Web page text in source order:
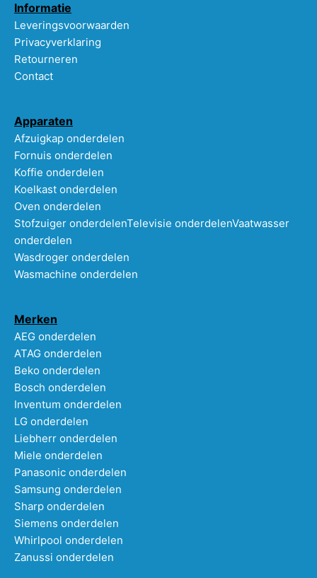
Informatie
Leveringsvoorwaarden
Privacyverklaring
Retourneren
Contact
Apparaten
Afzuigkap onderdelen
Fornuis onderdelen
Koffie onderdelen
Koelkast onderdelen
Oven onderdelen
Stofzuiger onderdelenTelevisie onderdelenVaatwasser
onderdelen
Wasdroger onderdelen
Wasmachine onderdelen
Merken
AEG onderdelen
ATAG onderdelen
Beko onderdelen
Bosch onderdelen
Inventum onderdelen
LG onderdelen
Liebherr onderdelen
Miele onderdelen
Panasonic onderdelen
Samsung onderdelen
Sharp onderdelen
Siemens onderdelen
Whirlpool onderdelen
Zanussi onderdelen